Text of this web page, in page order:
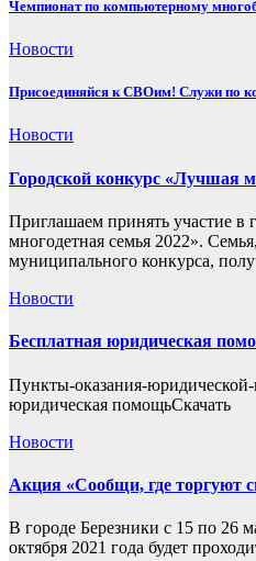
Чемпионат по компьютерному
Новости
Присоединяйся к СВОим! Служи по
Новости
Городской конкурс «Лучшая
Приглашаем принять участие в
многодетная семья 2022».
муниципального конкурса,
Новости
Бесплатная юридическая
Пункты-оказания-
юридическая помощьСкачать
Новости
Акция «Сообщи, где торгуют
В городе Березники с 15 по 26
октября 2021 года будет